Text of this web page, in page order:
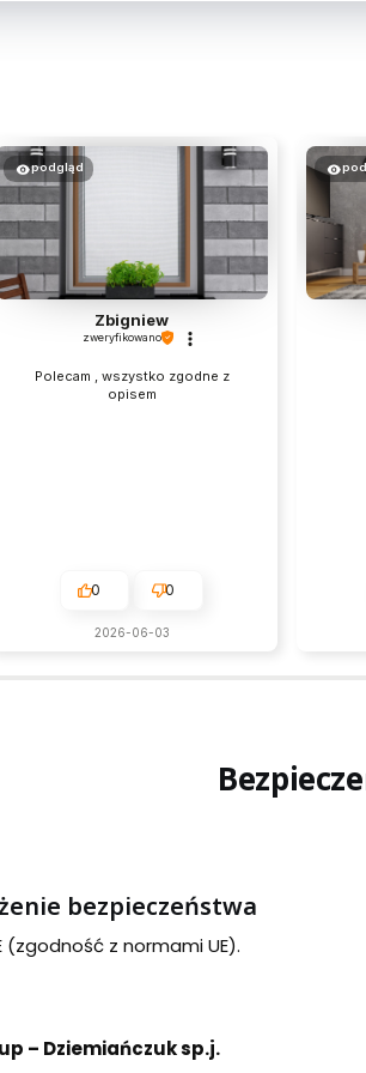
podgląd
Zbigniew
zweryfikowano
Polecam , wszystko zgodne z
opisem
0 0
2026-06-03
bezpieczeństwa
z normami UE).
– Dziemiańczuk sp.j.